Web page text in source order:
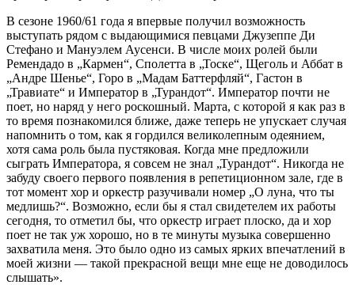
В сезоне 1960/61 года я впервые получил возможность
выступать рядом с выдающимися певцами Джузеппе Ди
Стефано и Мануэлем Аусенси. В числе моих ролей были
Ремендадо в „Кармен“, Сполетта в „Тоске“, Щеголь и Аббат в
„Андре Шенье“, Горо в „Мадам Баттерфляй“, Гастон в
„Травиате“ и Император в „Турандот“. Император почти не
поет, но наряд у него роскошный. Марта, с которой я как раз в
то время познакомился ближе, даже теперь не упускает случая
напомнить о том, как я гордился великолепным одеянием,
хотя сама роль была пустяковая. Когда мне предложили
сыграть Императора, я совсем не знал „Турандот“. Никогда не
забуду своего первого появления в репетиционном зале, где в
тот момент хор и оркестр разучивали номер „О луна, что ты
медлишь?“. Возможно, если бы я стал свидетелем их работы
сегодня, то отметил бы, что оркестр играет плоско, да и хор
поет не так уж хорошо, но в те минуты музыка совершенно
захватила меня. Это было одно из самых ярких впечатлений в
моей жизни — такой прекрасной вещи мне еще не доводилось
слышать».